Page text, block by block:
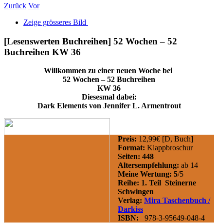
Zurück Vor
Zeige grösseres Bild
[Lesenswerten Buchreihen] 52 Wochen – 52
Buchreihen KW 36
Willkommen zu einer neuen Woche bei
52 Wochen – 52 Buchreihen
KW 36
Diesesmal dabei:
Dark Elements von Jennifer L. Armentrout
Preis: 12,99€ [D, Buch]
Format: Klappbroschur
Seiten: 448
Altersempfehlung: ab 14
Meine Wertung: 5/5
Reihe: 1. Teil Steinerne
Schwingen
Verlag: Mira Taschenbuch /
Darkiss
ISBN: 978-3-95649-048-4